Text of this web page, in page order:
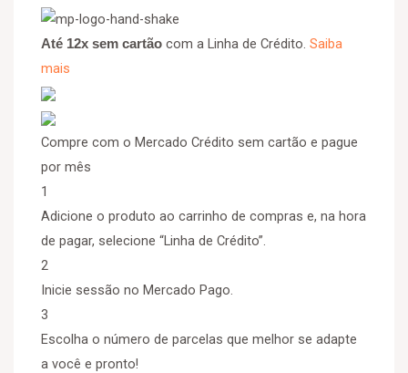
R$ 0,00
Até 12x sem cartão com a Linha de Crédito. Saiba
mais
Compre com o Mercado Crédito sem cartão e pague
por mês
1
Adicione o produto ao carrinho de compras e, na hora
de pagar, selecione “Linha de Crédito”.
2
Inicie sessão no Mercado Pago.
3
Escolha o número de parcelas que melhor se adapte
a você e pronto!
SAIA
ARIANA
quantidade